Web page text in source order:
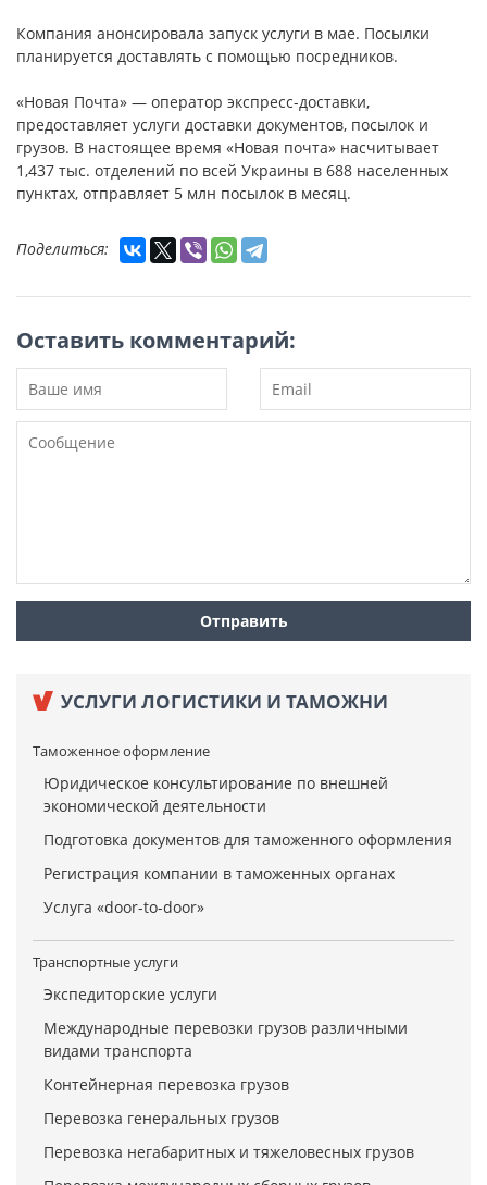
Компания анонсировала запуск услуги в мае. Посылки
планируется доставлять с помощью посредников.
«Новая Почта» — оператор экспресс-доставки,
предоставляет услуги доставки документов, посылок и
грузов. В настоящее время «Новая почта» насчитывает
1,437 тыс. отделений по всей Украины в 688 населенных
пунктах, отправляет 5 млн посылок в месяц.
Поделиться:
Оставить комментарий:
УСЛУГИ ЛОГИСТИКИ И ТАМОЖНИ
Таможенное оформление
Юридическое консультирование по внешней
экономической деятельности
Подготовка документов для таможенного оформления
Регистрация компании в таможенных органах
Услуга «door-to-door»
Транспортные услуги
Экспедиторские услуги
Международные перевозки грузов различными
видами транспорта
Контейнерная перевозка грузов
Перевозка генеральных грузов
Перевозка негабаритных и тяжеловесных грузов